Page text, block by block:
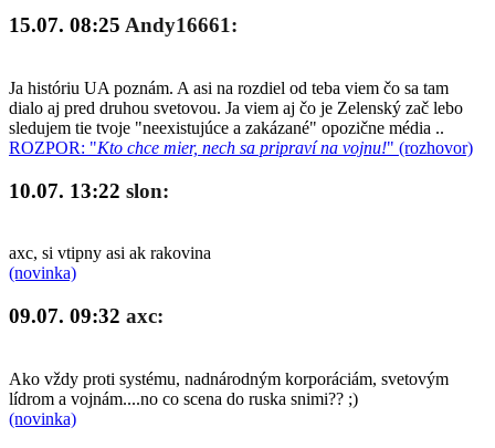
15.07. 08:25 Andy16661:
Ja históriu UA poznám. A asi na rozdiel od teba viem čo sa tam
dialo aj pred druhou svetovou. Ja viem aj čo je Zelenský zač lebo
sledujem tie tvoje "neexistujúce a zakázané" opozične média ..
ROZPOR: "Kto chce mier, nech sa pripraví na vojnu!" (rozhovor)
10.07. 13:22 slon:
axc, si vtipny asi ak rakovina
(novinka)
09.07. 09:32 axc:
Ako vždy proti systému, nadnárodným korporáciám, svetovým
lídrom a vojnám....no co scena do ruska snimi?? ;)
(novinka)